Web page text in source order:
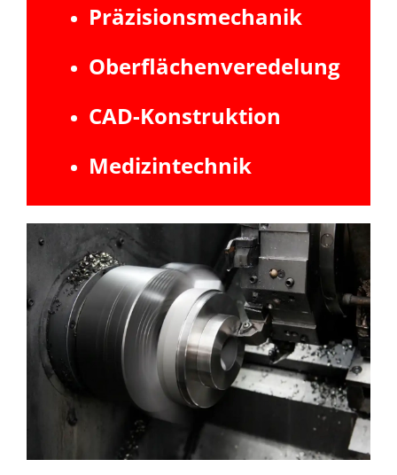
Präzisionsmechanik
Oberflächenveredelung
CAD-Konstruktion
Medizintechnik